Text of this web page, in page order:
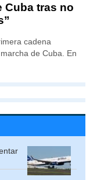
Cuba tras no
cadena
de Cuba. En